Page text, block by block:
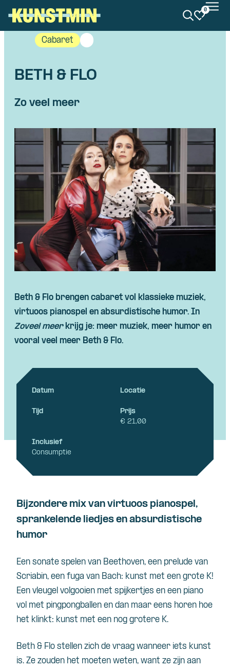
Skip navigatie
0
Cabaret
BETH & FLO
Zo veel meer
Beth & Flo brengen cabaret vol klassieke muziek,
virtuoos pianospel en absurdistische humor. In
Zoveel meerkrijg je: meer muziek, meer humor en
vooral veel meer Beth & Flo.
Datum Locatie
Tijd
Prijs
€ 21,00
Inclusief
Consumptie
Bijzondere mix van virtuoos pianospel,
sprankelende liedjes en absurdistische
humor
Een sonate spelen van Beethoven, een prelude van
Scriabin, een fuga van Bach: kunst met een grote K!
Een vleugel volgooien met spijkertjes en een piano
vol met pingpongballen en dan maar eens horen hoe
het klinkt: kunst met een nog grotere K.
Beth & Flo stellen zich de vraag wanneer iets kunst
is. Ze zouden het moeten weten, want ze zijn aan